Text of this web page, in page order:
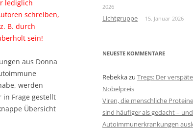
lediglich
schreiben,
B. durch
sein!
aus Donna
werden
Frage gestellt
Übersicht
2026
Lichtgruppe 15. Januar 2026
NEUESTE KOMMENTARE
Rebekkazu Tregs: Der
Nobelpreis
Viren, die menschliche
sind häufiger als gedacht –
Autoimmunerkrankungen